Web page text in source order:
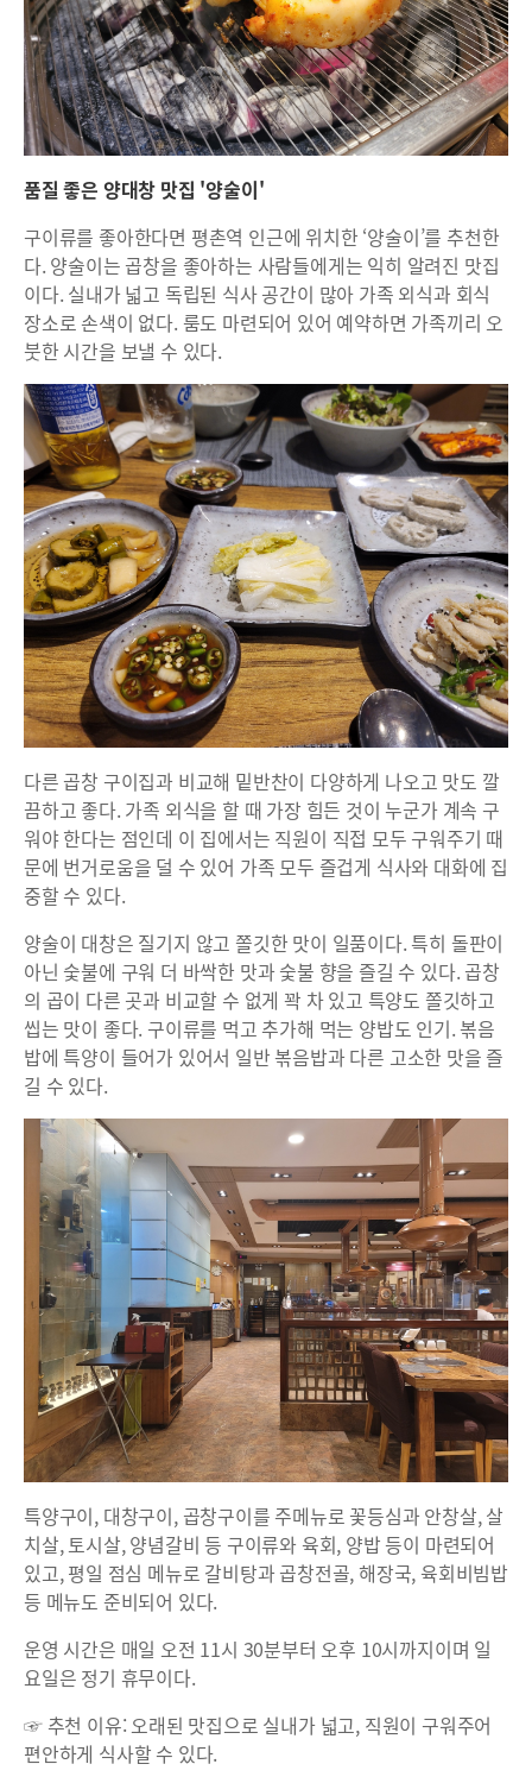
품질 좋은 양대창 맛집 '양술이'
구이류를 좋아한다면 평촌역 인근에 위치한 ‘양술이’를 추천한
다. 양술이는 곱창을 좋아하는 사람들에게는 익히 알려진 맛집
이다. 실내가 넓고 독립된 식사 공간이 많아 가족 외식과 회식
장소로 손색이 없다. 룸도 마련되어 있어 예약하면 가족끼리 오
붓한 시간을 보낼 수 있다.
다른 곱창 구이집과 비교해 밑반찬이 다양하게 나오고 맛도 깔
끔하고 좋다. 가족 외식을 할 때 가장 힘든 것이 누군가 계속 구
워야 한다는 점인데 이 집에서는 직원이 직접 모두 구워주기 때
문에 번거로움을 덜 수 있어 가족 모두 즐겁게 식사와 대화에 집
중할 수 있다.
양술이 대창은 질기지 않고 쫄깃한 맛이 일품이다. 특히 돌판이
아닌 숯불에 구워 더 바싹한 맛과 숯불 향을 즐길 수 있다. 곱창
의 곱이 다른 곳과 비교할 수 없게 꽉 차 있고 특양도 쫄깃하고
씹는 맛이 좋다. 구이류를 먹고 추가해 먹는 양밥도 인기. 볶음
밥에 특양이 들어가 있어서 일반 볶음밥과 다른 고소한 맛을 즐
길 수 있다.
특양구이, 대창구이, 곱창구이를 주메뉴로 꽃등심과 안창살, 살
치살, 토시살, 양념갈비 등 구이류와 육회, 양밥 등이 마련되어
있고, 평일 점심 메뉴로 갈비탕과 곱창전골, 해장국, 육회비빔밥
등 메뉴도 준비되어 있다.
운영 시간은 매일 오전 11시 30분부터 오후 10시까지이며 일
요일은 정기 휴무이다.
☞ 추천 이유: 오래된 맛집으로 실내가 넓고, 직원이 구워주어
편안하게 식사할 수 있다.